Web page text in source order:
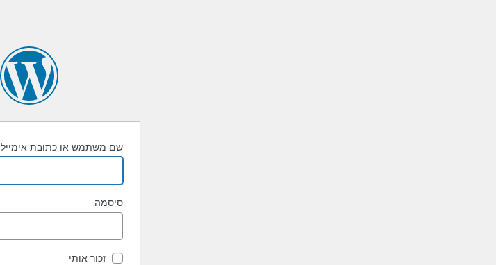
שם משתמש או כתובת אימייל
סיסמה
זכור אותי